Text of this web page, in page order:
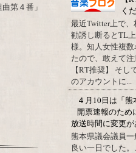
第４番」
く
最近Twitter上で
勧誘し断るとTL
様。知人女性複
たので、敢えて注
【RT推奨】 そ
のアカウントに...
４月10日は「熊
開票速報のため
放送時間に変更が
熊本県議会議員
良い一日でした